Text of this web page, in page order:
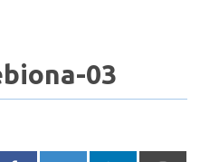
03